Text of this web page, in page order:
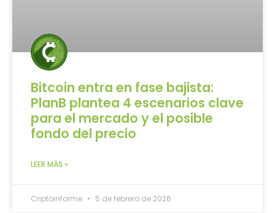
Bitcoin entra en fase bajista:
PlanB plantea 4 escenarios clave
para el mercado y el posible
fondo del precio
LEER MÁS »
Criptoinforme 5 de febrero de 2026